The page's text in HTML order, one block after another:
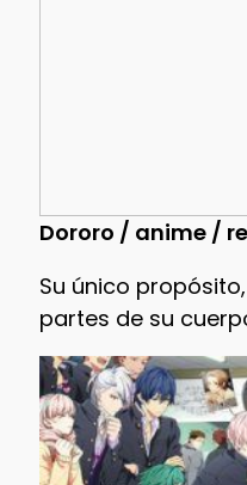
Dororo / anime /
Su único
partes de su